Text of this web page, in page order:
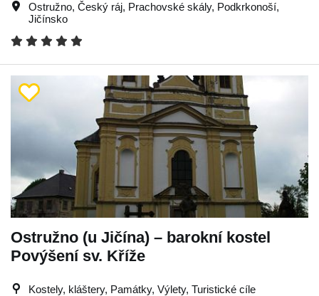
Ostružno, Český ráj, Prachovské skály, Podkrkonoší,
Jičínsko
Ostružno (u Jičína) – barokní kostel
Povýšení sv. Kříže
Kostely, kláštery, Památky, Výlety, Turistické cíle